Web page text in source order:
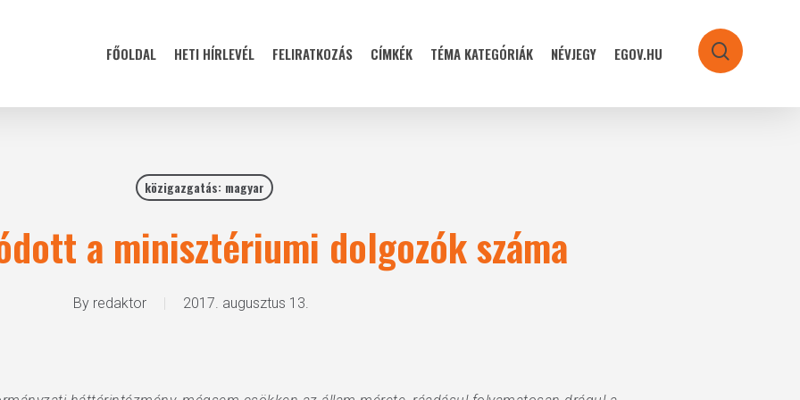
FŐOLDAL HETI HÍRLEVÉL FELIRATKOZÁS CÍMKÉK TÉMA KATEGÓRIÁK NÉVJEGY EGOV.HU search
közigazgatás: magyar
a minisztériumi dolgozók száma
By redaktor 2017. augusztus 13.